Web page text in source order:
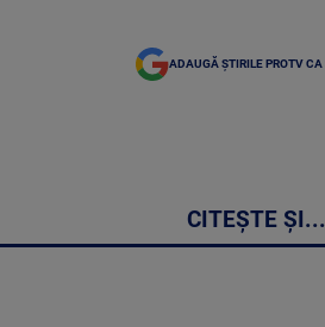
ADAUGĂ ȘTIRILE PROTV CA
CITEȘTE ȘI...